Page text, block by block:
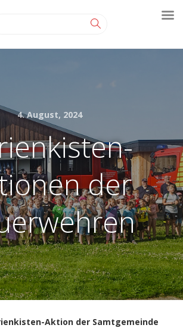
4. August, 2024
der
Aktion der Samtgemeinde